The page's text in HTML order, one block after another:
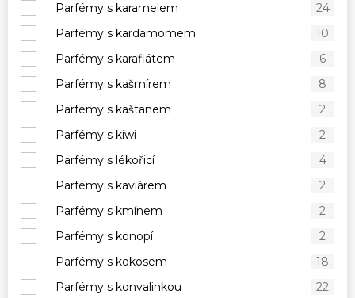
Parfémy s karamelem
24
Parfémy s kardamomem
10
Parfémy s karafiátem
6
Parfémy s kašmírem
8
Parfémy s kaštanem
2
Parfémy s kiwi
2
Parfémy s lékořicí
4
Parfémy s kaviárem
2
Parfémy s kmínem
2
Parfémy s konopí
2
Parfémy s kokosem
18
Parfémy s konvalinkou
22